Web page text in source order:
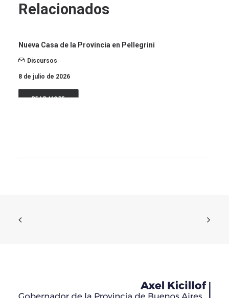
Relacionados
Nueva Casa de la Provincia en Pellegrini
Discursos
8 de julio de 2026
READ MORE